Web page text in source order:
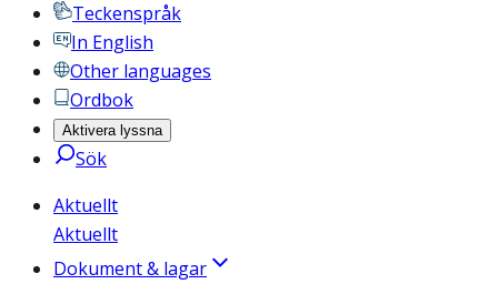
Teckenspråk
In English
Other languages
Ordbok
Aktivera lyssna
Sök
Aktuellt
Aktuellt
Dokument & lagar